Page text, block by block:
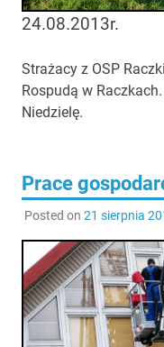
24.08.2013r.
Strażacy z OSP
Rospudą w
Niedzielę.
Prace
Posted on 21 sierpnia